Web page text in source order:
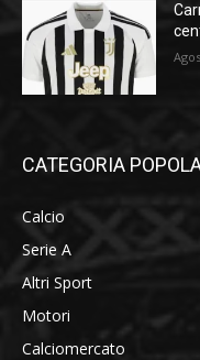
CATEGORIA
Calcio
Serie A
Altri Sport
Motori
Calciomercato